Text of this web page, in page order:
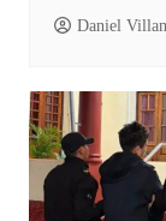
Daniel